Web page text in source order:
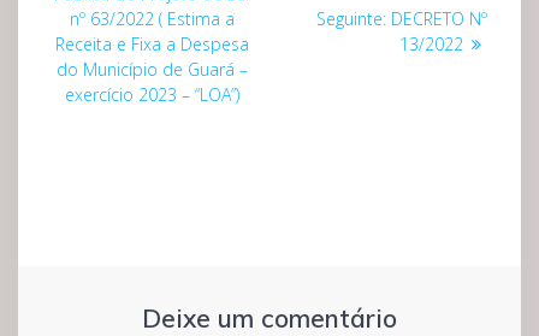
nº 63/2022 ( Estima a
Receita e Fixa a Despesa
do Município de Guará –
exercício 2023 – “LOA”)
Seguinte: DECRETO Nº
13/2022
Deixe um comentário